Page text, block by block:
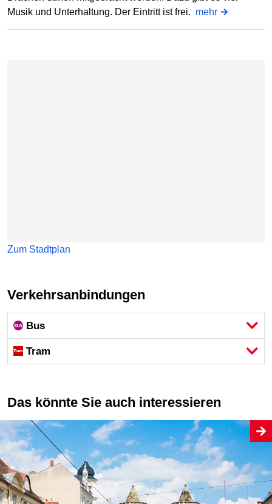
Musik und Unterhaltung. Der Eintritt ist frei. mehr
Zum Stadtplan
Verkehrsanbindungen
Bus
Tram
Das könnte Sie auch interessieren